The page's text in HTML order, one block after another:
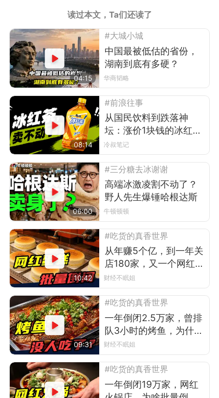
读过本文，Ta们还读了
04:15
#大城小城
中国最被低估的省份，
湖南到底有多硬？
华商韬略
08:14
#前浪往事
从国民饮料到跌落神
坛：涨价1块钱的冰红
茶，被年轻人抛弃了
冷叔笔记
06:00
#三分糖去冰谢谢
高端冰激凌割不动了？
野人先生爆锤哈根达斯
牛顿顿顿
10:42
#吃货的真香世界
从年赚5个亿，到一年关
店180家，又一个网红排
队王倒下
财经不眠姐
09:31
#吃货的真香世界
一年倒闭2.5万家，曾排
队3小时的烤鱼，为什么
现在没人吃了？
财经不眠姐
#吃货的真香世界
一年倒闭19万家，网红